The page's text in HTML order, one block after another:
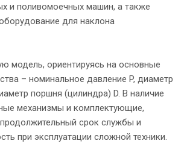
и поливомоечных машин, а также
для наклона
модель, ориентируясь на основные
– номинальное давление P, диаметр
поршня (цилиндра) D. В наличие
механизмы и комплектующие,
срок службы и
при эксплуатации сложной техники.